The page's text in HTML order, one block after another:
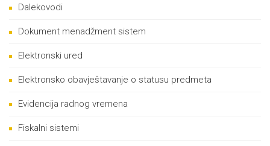
Dalekovodi
Dokument menadžment sistem
Elektronski ured
Elektronsko obavještavanje o statusu predmeta
Evidencija radnog vremena
Fiskalni sistemi